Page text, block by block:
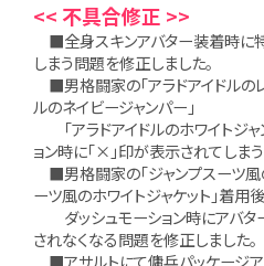
<< 不具合修正 >>
■全身スキンアバター装着時に
しまう問題を修正しました。
■男格闘家の「アラドアイドルのレ
ルのネイビージャンパー」
「アラドアイドルのホワイトジャ
ョン時に「×」印が表示されてしま
■男格闘家の「ジャンプスーツ風
ーツ風のホワイトジャケット」着用後
ダッシュモーション時にアバタ
されなくなる問題を修正しました。
■アサルトにて傭兵パッケージ